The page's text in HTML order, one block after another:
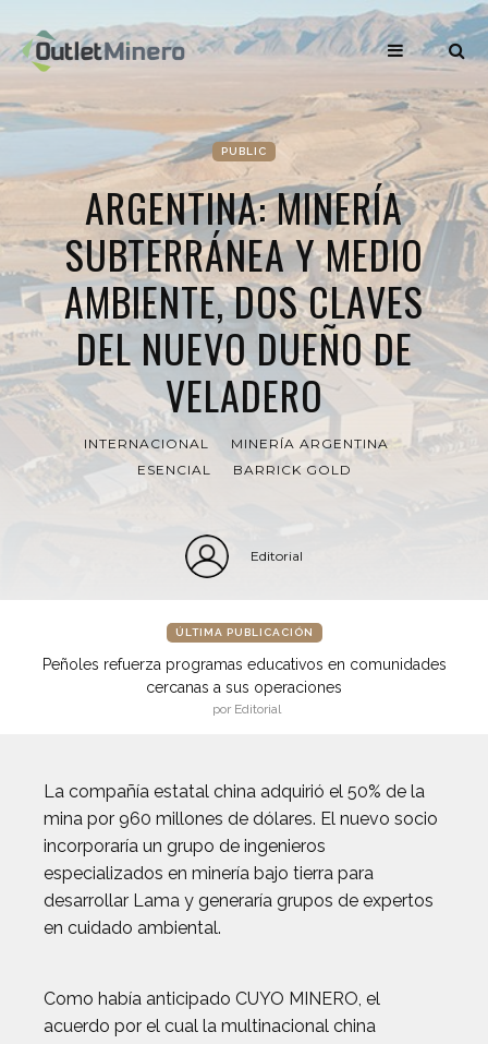
PUBLIC
ARGENTINA: MINERÍA
SUBTERRÁNEA Y MEDIO
AMBIENTE, DOS CLAVES
DEL NUEVO DUEÑO DE
VELADERO
INTERNACIONAL
MINERÍA ARGENTINA
ESENCIAL
BARRICK GOLD
Editorial
ÚLTIMA PUBLICACIÓN
Peñoles refuerza programas educativos en comunidades
cercanas a sus operaciones
por Editorial
La compañía estatal china adquirió el 50% de la
mina por 960 millones de dólares. El nuevo socio
incorporaría un grupo de ingenieros
especializados en minería bajo tierra para
desarrollar Lama y generaría grupos de expertos
en cuidado ambiental.
Como había anticipado CUYO MINERO, el
acuerdo por el cual la multinacional china